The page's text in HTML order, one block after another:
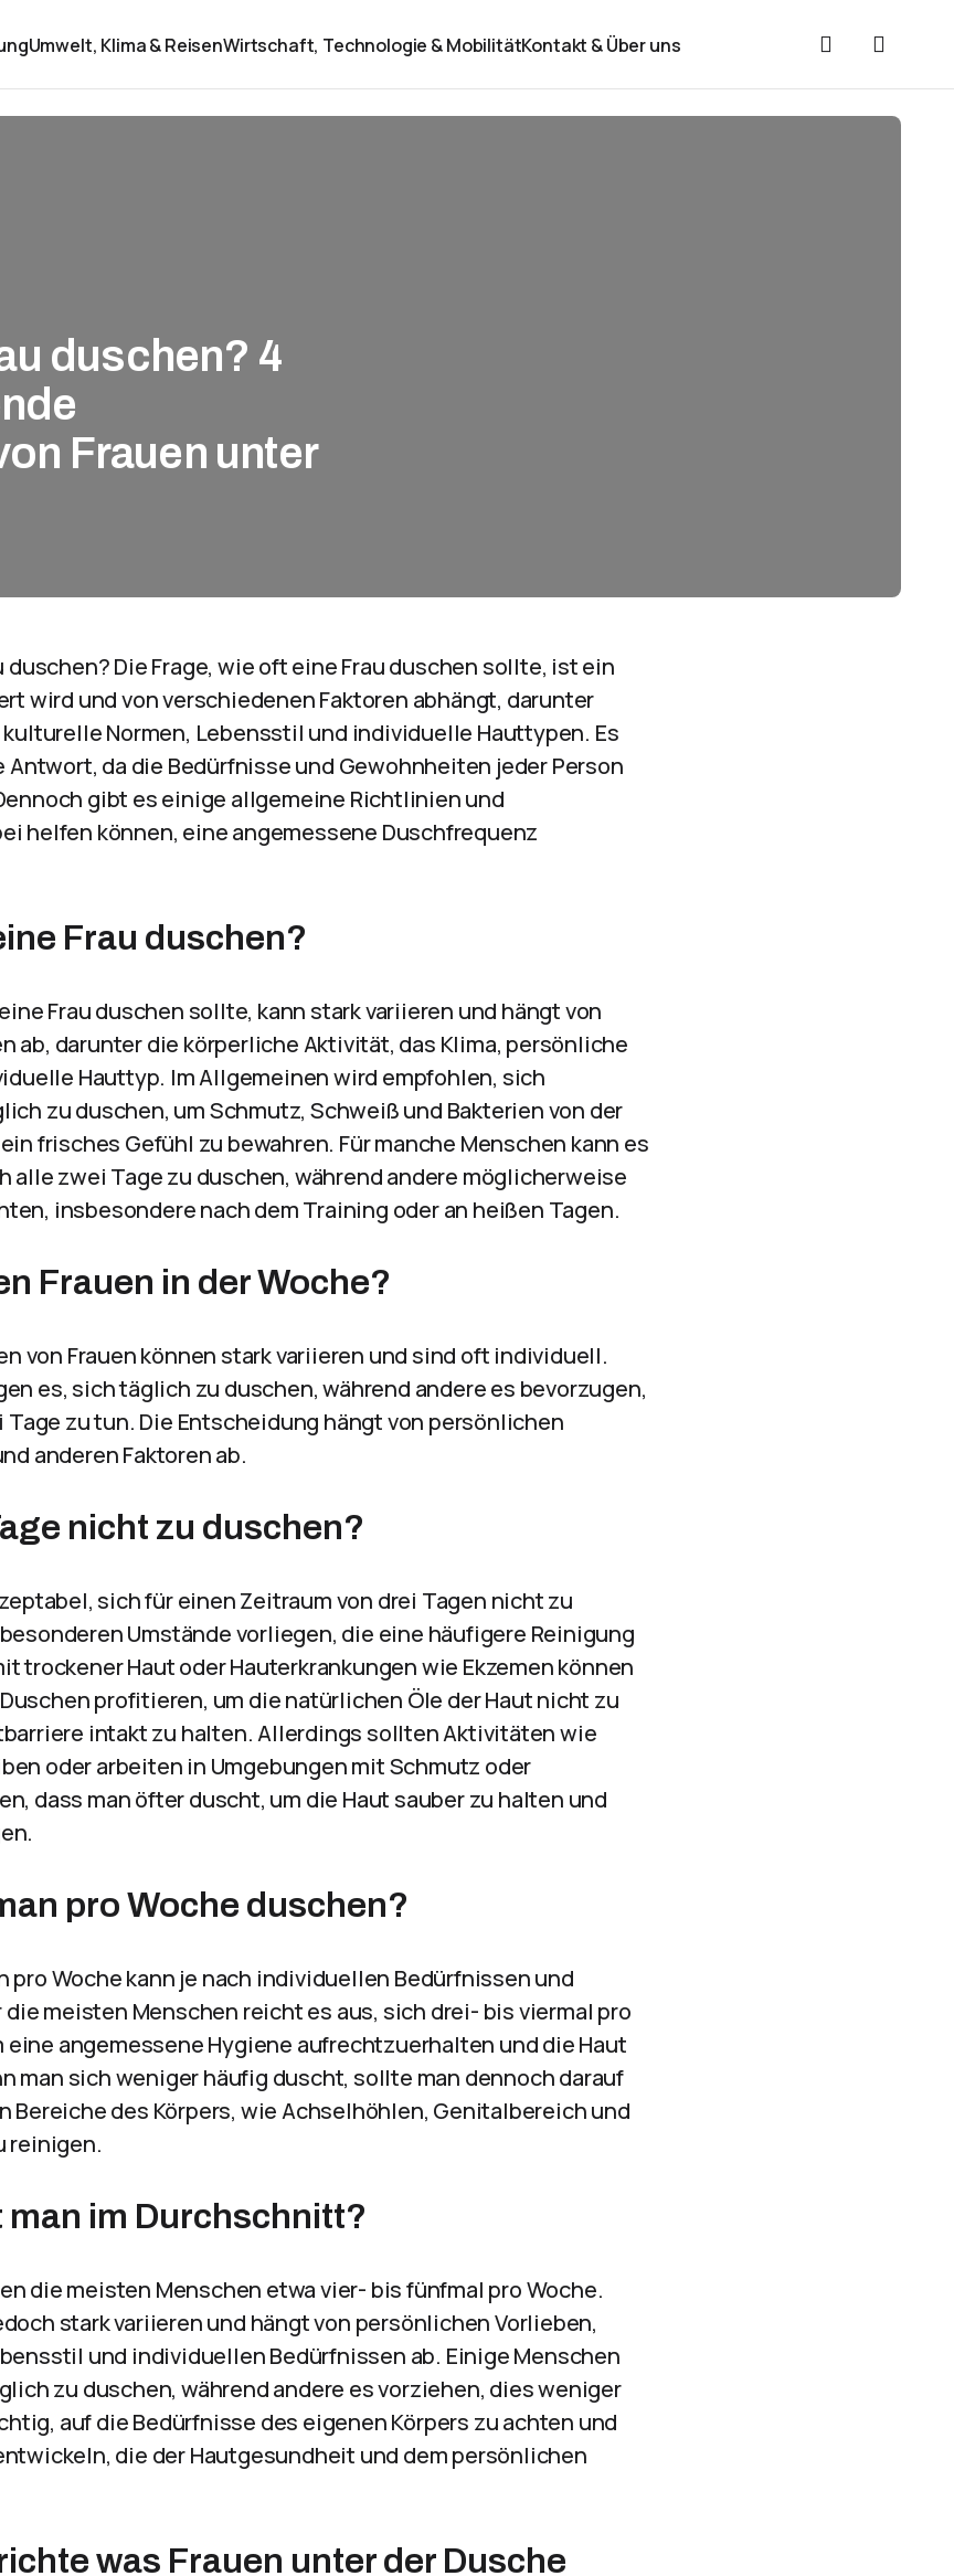
Umwelt, Klima & ReisenWirtschaft, Technologie & MobilitätKontakt & Über uns
duschen? 4
Frauen unter
Die Frage, wie oft eine Frau duschen sollte, ist ein
wird und von verschiedenen Faktoren abhängt, darunter
Normen, Lebensstil und individuelle Hauttypen. Es
da die Bedürfnisse und Gewohnheiten jeder Person
gibt es einige allgemeine Richtlinien und
helfen können, eine angemessene Duschfrequenz
Frau duschen?
Frau duschen sollte, kann stark variieren und hängt von
ab, darunter die körperliche Aktivität, das Klima, persönliche
Hauttyp. Im Allgemeinen wird empfohlen, sich
zu duschen, um Schmutz, Schweiß und Bakterien von der
frisches Gefühl zu bewahren. Für manche Menschen kann es
alle zwei Tage zu duschen, während andere möglicherweise
insbesondere nach dem Training oder an heißen Tagen.
Frauen in der Woche?
von Frauen können stark variieren und sind oft individuell.
es, sich täglich zu duschen, während andere es bevorzugen,
zu tun. Die Entscheidung hängt von persönlichen
anderen Faktoren ab.
nicht zu duschen?
sich für einen Zeitraum von drei Tagen nicht zu
Umstände vorliegen, die eine häufigere Reinigung
trockener Haut oder Hauterkrankungen wie Ekzemen können
profitieren, um die natürlichen Öle der Haut nicht zu
intakt zu halten. Allerdings sollten Aktivitäten wie
oder arbeiten in Umgebungen mit Schmutz oder
dass man öfter duscht, um die Haut sauber zu halten und
pro Woche duschen?
pro Woche kann je nach individuellen Bedürfnissen und
die meisten Menschen reicht es aus, sich drei- bis viermal pro
eine angemessene Hygiene aufrechtzuerhalten und die Haut
man sich weniger häufig duscht, sollte man dennoch darauf
des Körpers, wie Achselhöhlen, Genitalbereich und
reinigen.
im Durchschnitt?
die meisten Menschen etwa vier- bis fünfmal pro Woche.
stark variieren und hängt von persönlichen Vorlieben,
und individuellen Bedürfnissen ab. Einige Menschen
zu duschen, während andere es vorziehen, dies weniger
auf die Bedürfnisse des eigenen Körpers zu achten und
die der Hautgesundheit und dem persönlichen
was Frauen unter der Dusche